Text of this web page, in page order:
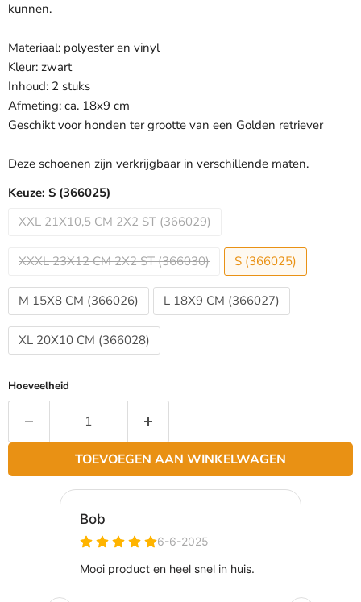
kunnen.
Materiaal: polyester en vinyl
Kleur: zwart
Inhoud: 2 stuks
Afmeting: ca. 18x9 cm
Geschikt voor honden ter grootte van een Golden retriever
Deze schoenen zijn verkrijgbaar in verschillende maten.
Keuze: S (366025)
XXL 21X10,5 CM 2X2 ST (366029)
XXXL 23X12 CM 2X2 ST (366030) S (366025)
M 15X8 CM (366026) L 18X9 CM (366027)
XL 20X10 CM (366028)
Hoeveelheid
TOEVOEGEN AAN WINKELWAGEN